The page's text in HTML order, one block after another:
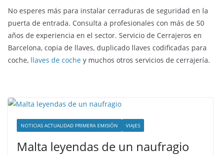
No esperes más para instalar cerraduras de seguridad en la
puerta de entrada. Consulta a profesionales con más de 50
años de experiencia en el sector. Servicio de Cerrajeros en
Barcelona, copia de llaves, duplicado llaves codificadas para
coche, llaves de coche y muchos otros servicios de cerrajería.
NOTICIAS ACTUALIDAD PRIMERA EMISIÓN VIAJES
Malta leyendas de un naufragio